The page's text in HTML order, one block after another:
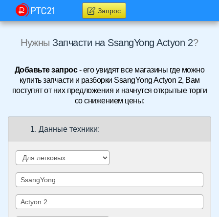
Запрос
Нужны Запчасти на SsangYong Actyon 2?
Добавьте запрос- его увидят все магазины где можно
купить запчасти и разборки SsangYong Actyon 2, Вам
поступят от них предложения и начнутся открытые торги
со снижением цены:
1. Данные техники: